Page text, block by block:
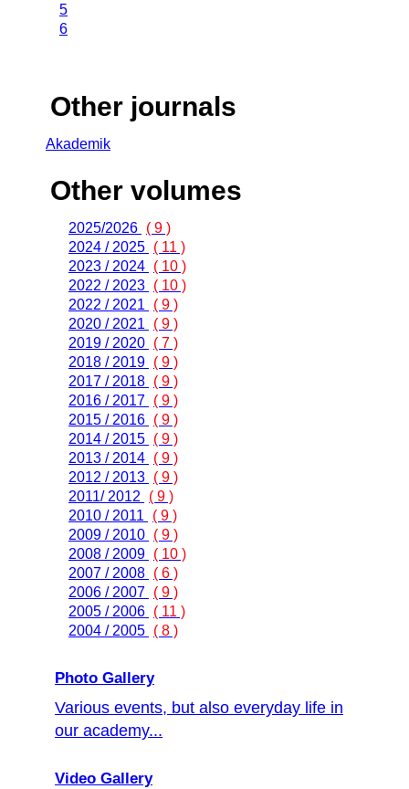
5
6
Other journals
Akademik
Other volumes
2025/2026 ( 9 )
2024 / 2025 ( 11 )
2023 / 2024 ( 10 )
2022 / 2023 ( 10 )
2022 / 2021
( 9 )
2020 / 2021
( 9 )
2019 / 2020 ( 7 )
2018 / 2019 ( 9 )
2017 / 2018 ( 9 )
2016 / 2017 ( 9 )
2015 / 2016 ( 9 )
2014 / 2015 ( 9 )
2013 / 2014 ( 9 )
2012 / 2013 ( 9 )
2011/ 2012
( 9 )
2010 / 2011
( 9 )
2009 / 2010 ( 9 )
2008 / 2009 ( 10 )
2007 / 2008 ( 6 )
2006 / 2007 ( 9 )
2005 / 2006 ( 11 )
2004 / 2005 ( 8 )
Photo Gallery
Various events, but also everyday life in
our academy...
Video Gallery